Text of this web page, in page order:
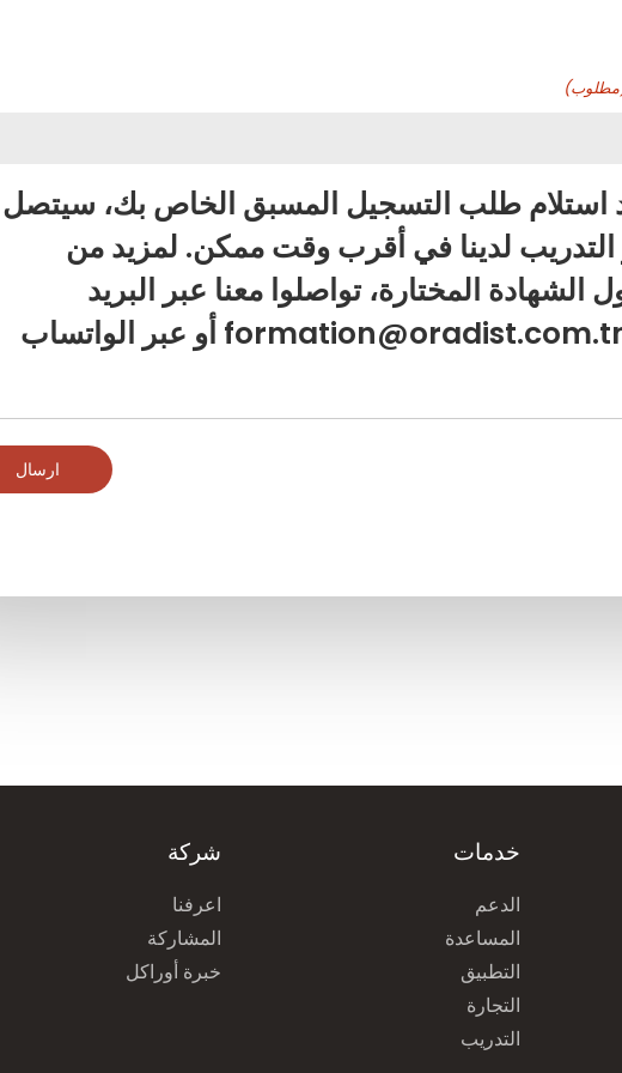
استلام طلب التسجيل المسبق الخاص بك، سيتصل
لدينا في أقرب وقت ممكن. لمزيد من
الشهادة المختارة، تواصلوا معنا عبر البريد
الإلكتروني:formation@oradist.com.tn أو عبر الواتساب
شركة
اعرفنا
المشاركة
خبرة أوراكل
خدمات
الدعم
المساعدة
التطبيق
التجارة
التدريب